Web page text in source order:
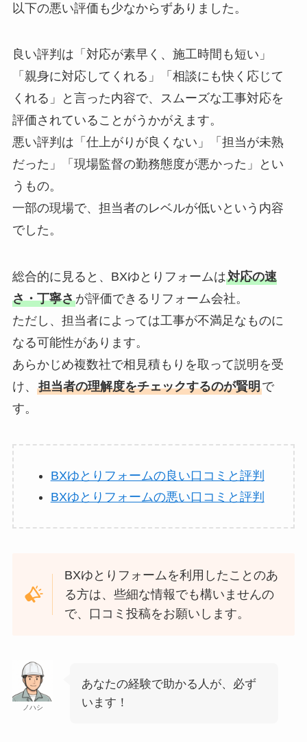
以下の悪い評価も少なからずありました。
良い評判は「対応が素早く、施工時間も短い」
「親身に対応してくれる」「相談にも快く応じて
くれる」と言った内容で、スムーズな工事対応を
評価されていることがうかがえます。
悪い評判は「仕上がりが良くない」「担当が未熟
だった」「現場監督の勤務態度が悪かった」とい
うもの。
一部の現場で、担当者のレベルが低いという内容
でした。
総合的に見ると、BXゆとりフォームは対応の速
さ・丁寧さが評価できるリフォーム会社。
ただし、担当者によっては工事が不満足なものに
なる可能性があります。
あらかじめ複数社で相見積もりを取って説明を受
け、 担当者の理解度をチェックするのが賢明で
す。
BXゆとりフォームの良い口コミと評判
BXゆとりフォームの悪い口コミと評判
BXゆとりフォームを利用したことのあ
る方は、些細な情報でも構いませんの
で、口コミ投稿をお願いします。
ノハシ
あなたの経験で助かる人が、必ず
います！